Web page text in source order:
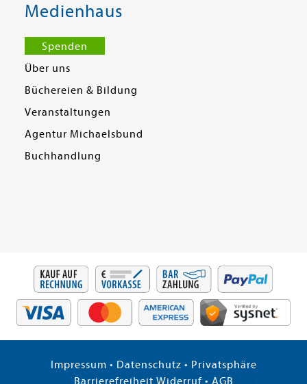
Medienhaus
Spenden
Über uns
Büchereien & Bildung
Veranstaltungen
Agentur Michaelsbund
Buchhandlung
Impressum • Datenschutz • Privatsphäre
Barrierefreiheit Widerruf• AGB